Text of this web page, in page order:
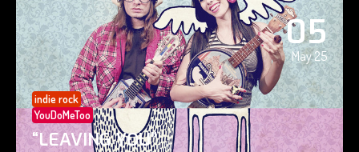
05
May 25
indie rock
YouDoMeToo
“LEAVING YOU”